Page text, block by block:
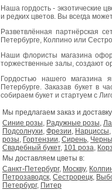
Наша гордость - экзотические
и редких цветов. Вы всегда
Разветвлённая партнёрская
Петербурге, Колпино или
Наши флористы магазина
торжественные залы, создают
Гордостью нашего магазина
Петербурге. Заказав букет в
собираем букет и стартуем с
Мы предлагаем заказ и
Синие розы, Радужные розы,
Подсолнухи, Фрезии, Нарциссы,
розы, Гортензии, Сирень,
Свадебный букет, 101 роза,
Мы доставляем цветы в:
Санкт-Петербург, Москву,
Петрозаводск, Сестрорецк,
Петербург, Питер